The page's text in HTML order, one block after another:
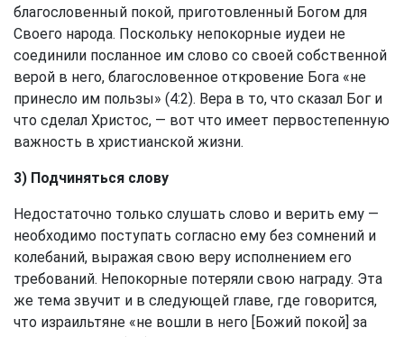
благословенный покой, приготовленный Богом для
Своего народа. Поскольку непокорные иудеи не
соединили посланное им слово со своей собственной
верой в него, благословенное откровение Бога «не
принесло им пользы» (4:2). Вера в то, что сказал Бог и
что сделал Христос, — вот что имеет первостепенную
важность в христианской жизни.
3) Подчиняться слову
Недостаточно только слушать слово и верить ему —
необходимо поступать согласно ему без сомнений и
колебаний, выражая свою веру исполнением его
требований. Непокорные потеряли свою награду. Эта
же тема звучит и в следующей главе, где говорится,
что израильтяне «не вошли в него [Божий покой] за